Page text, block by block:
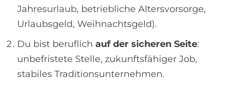
Jahresurlaub, betriebliche Altersvorsorge,
Urlaubsgeld, Weihnachtsgeld).
Du bist beruflich auf der sicheren Seite:
unbefristete Stelle, zukunftsfähiger Job,
stabiles Traditionsunternehmen.